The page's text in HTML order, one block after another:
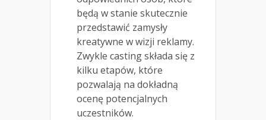
będą w stanie skutecznie
przedstawić zamysły
kreatywne w wizji reklamy.
Zwykle casting składa się z
kilku etapów, które
pozwalają na dokładną
ocenę potencjalnych
uczestników.